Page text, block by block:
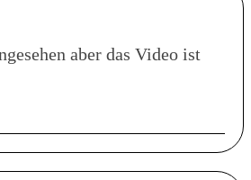
aber das Video ist